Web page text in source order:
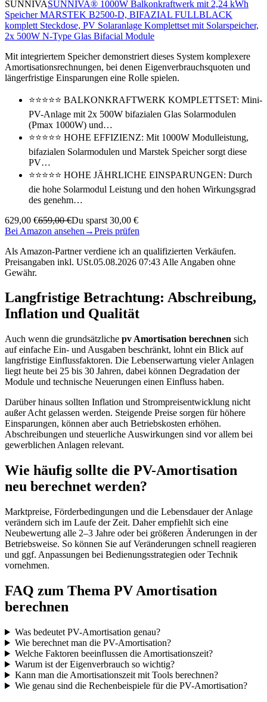
SUNNIVASUNNIVA® 1000W Balkonkraftwerk mit 2,24 kWh
Speicher MARSTEK B2500-D, BIFAZIAL FULLBLACK
komplett Steckdose, PV Solaranlage Komplettset mit Solarspeicher,
2x 500W N-Type Glas Bifacial Module
Mit integriertem Speicher demonstriert dieses System komplexere
Amortisationsrechnungen, bei denen Eigenverbrauchsquoten und
längerfristige Einsparungen eine Rolle spielen.
⭐⭐⭐⭐⭐ BALKONKRAFTWERK KOMPLETTSET: Mini-
PV-Anlage mit 2x 500W bifazialen Glas Solarmodulen
(Pmax 1000W) und…
⭐⭐⭐⭐⭐ HOHE EFFIZIENZ: Mit 1000W Modulleistung,
bifazialen Solarmodulen und Marstek Speicher sorgt diese
PV…
⭐⭐⭐⭐⭐ HOHE JÄHRLICHE EINSPARUNGEN: Durch
die hohe Solarmodul Leistung und den hohen Wirkungsgrad
des genehm…
629,00 €659,00 €Du sparst 30,00 €
Bei Amazon ansehen →Preis prüfen
Als Amazon-Partner verdiene ich an qualifizierten Verkäufen.
Preisangaben inkl. USt.05.08.2026 07:43 Alle Angaben ohne
Gewähr.
Langfristige Betrachtung: Abschreibung,
Inflation und Qualität
Auch wenn die grundsätzliche pv Amortisation berechnen sich
auf einfache Ein- und Ausgaben beschränkt, lohnt ein Blick auf
langfristige Einflussfaktoren. Die Lebenserwartung vieler Anlagen
liegt heute bei 25 bis 30 Jahren, dabei können Degradation der
Module und technische Neuerungen einen Einfluss haben.
Darüber hinaus sollten Inflation und Strompreisentwicklung nicht
außer Acht gelassen werden. Steigende Preise sorgen für höhere
Einsparungen, können aber auch Betriebskosten erhöhen.
Abschreibungen und steuerliche Auswirkungen sind vor allem bei
gewerblichen Anlagen relevant.
Wie häufig sollte die PV-Amortisation
neu berechnet werden?
Marktpreise, Förderbedingungen und die Lebensdauer der Anlage
verändern sich im Laufe der Zeit. Daher empfiehlt sich eine
Neubewertung alle 2–3 Jahre oder bei größeren Änderungen in der
Betriebsweise. So können Sie auf Veränderungen schnell reagieren
und ggf. Anpassungen bei Bedienungsstrategien oder Technik
vornehmen.
FAQ zum Thema PV Amortisation
berechnen
Was bedeutet PV-Amortisation genau?
Wie berechnet man die PV-Amortisation?
Welche Faktoren beeinflussen die Amortisationszeit?
Warum ist der Eigenverbrauch so wichtig?
Kann man die Amortisationszeit mit Tools berechnen?
Wie genau sind die Rechenbeispiele für die PV-Amortisation?